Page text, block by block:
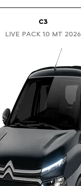
C3
LIVE PACK 1.0 MT 2026